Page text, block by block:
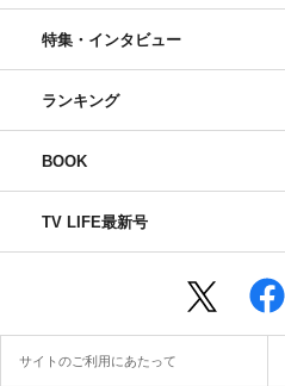
特集・インタビュー
ランキング
BOOK
TV LIFE最新号
サイトのご利用にあたって